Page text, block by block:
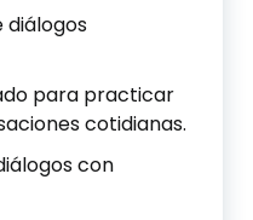
diálogos
para practicar
cotidianas.
con